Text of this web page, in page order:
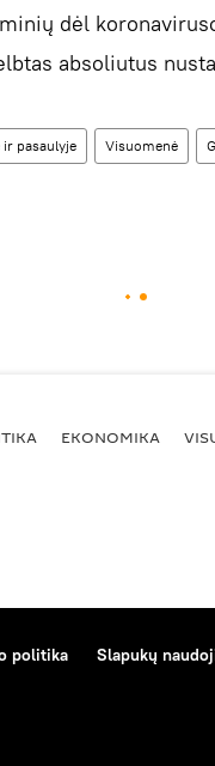
dėl
absoliutus
pasaulyje Visuomenė
EKONOMIKA
politika Slapukų